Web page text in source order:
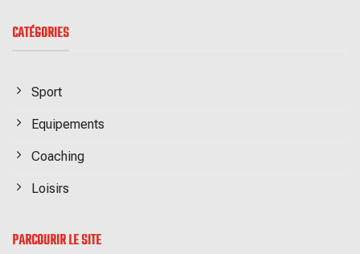
CATÉGORIES
Sport
Equipements
Coaching
Loisirs
PARCOURIR LE SITE